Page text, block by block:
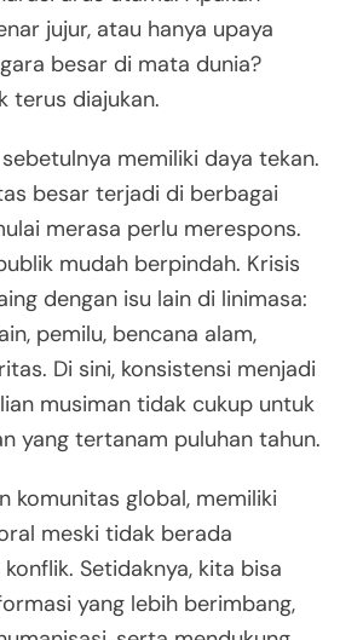
jujur, atau hanya upaya
besar di mata dunia?
terus diajukan.
memiliki daya tekan.
besar terjadi di berbagai
merasa perlu merespons.
mudah berpindah. Krisis
dengan isu lain di linimasa:
pemilu, bencana alam,
Di sini, konsistensi menjadi
musiman tidak cukup untuk
yang tertanam puluhan tahun.
komunitas global, memiliki
meski tidak berada
Setidaknya, kita bisa
yang lebih berimbang,